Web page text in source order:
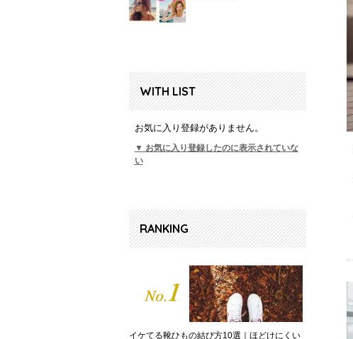
WITH LIST
お気に入り登録がありません。
▼ お気に入り登録したのに表示されていな
い
RANKING
イケてる靴ひもの結び方10選｜ほどけにくい